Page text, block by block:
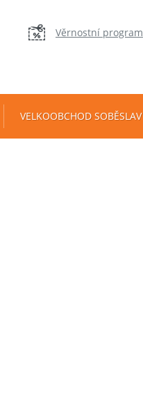
Věrnostní program
VELKOOBCHOD SOBĚSLAV